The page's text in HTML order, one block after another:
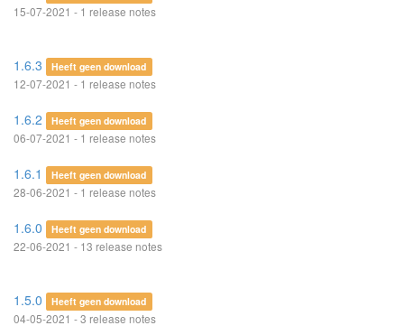
15-07-2021 - 1 release notes
1.6.3 Heeft geen download
12-07-2021 - 1 release notes
1.6.2 Heeft geen download
06-07-2021 - 1 release notes
1.6.1 Heeft geen download
28-06-2021 - 1 release notes
1.6.0 Heeft geen download
22-06-2021 - 13 release notes
1.5.0 Heeft geen download
04-05-2021 - 3 release notes